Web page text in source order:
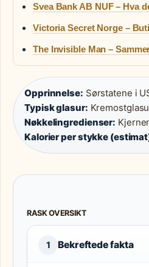
Svea Bank AB NUF – Hva
Victoria Secret Norge –
The Invisible Man –
Opprinnelse: Sørstatene i
Typisk glasur:
Nøkkelingredienser:
Kalorier per stykke
RASK OVERSIKT
1 Bekreftede fakta